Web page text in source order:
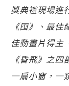
獎典禮現場進
《囤》、最
佳動畫片得主
《昏飛》之
一扇小窗，一